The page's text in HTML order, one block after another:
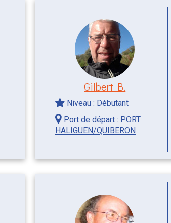
Gilbert B.
Niveau : Débutant
Port de départ : PORT
HALIGUEN/QUIBERON